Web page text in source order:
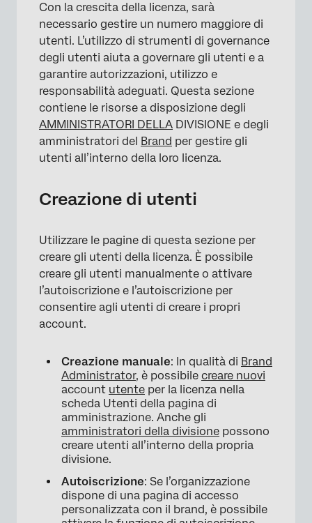
×
×
Con la crescita della licenza, sarà
necessario gestire un numero maggiore di
utenti. L’utilizzo di strumenti di governance
degli utenti aiuta a governare gli utenti e a
garantire autorizzazioni, utilizzo e
responsabilità adeguati. Questa sezione
contiene le risorse a disposizione degli
AMMINISTRATORI DELLA DIVISIONE e degli
amministratori del Brand per gestire gli
utenti all’interno della loro licenza.
Creazione di utenti
Utilizzare le pagine di questa sezione per
creare gli utenti della licenza. È possibile
creare gli utenti manualmente o attivare
l’autoiscrizione e l’autoiscrizione per
consentire agli utenti di creare i propri
account.
Creazione manuale: In qualità di Brand
Administrator, è possibile creare nuovi
account utente per la licenza nella
scheda Utenti della pagina di
amministrazione. Anche gli
amministratori della divisione possono
creare utenti all’interno della propria
divisione.
Autoiscrizione: Se l’organizzazione
dispone di una pagina di accesso
personalizzata con il brand, è possibile